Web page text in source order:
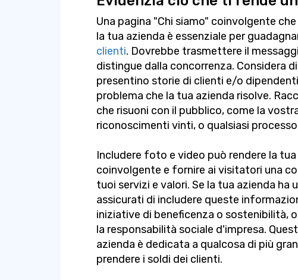
Una pagina "Chi siamo" coinvolgente
la tua azienda è essenziale per
clienti. Dovrebbe trasmettere il
distingue dalla concorrenza. Considera
presentino storie di clienti e/o
problema che la tua azienda risolve.
che risuoni con il pubblico, come la
riconoscimenti vinti, o qualsiasi
Includere foto e video può rendere la
coinvolgente e fornire ai visitatori una
tuoi servizi e valori. Se la tua azienda
assicurati di includere queste
iniziative di beneficenza o sostenibilità,
la responsabilità sociale d'impresa.
azienda è dedicata a qualcosa di più
prendere i soldi dei clienti.